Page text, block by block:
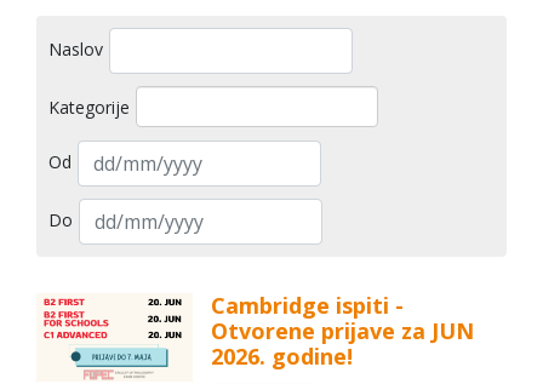
Naslov
Kategorije
Od
Do
Cambridge ispiti -
Otvorene prijave za JUN
2026. godine!